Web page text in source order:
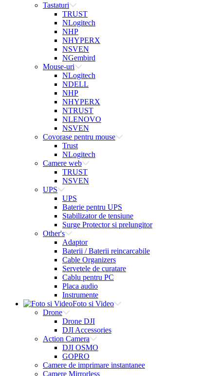
Tastaturi
TRUST
NLogitech
NHP
NHYPERX
NSVEN
NGembird
Mouse-uri
NLogitech
NDELL
NHP
NHYPERX
NTRUST
NLENOVO
NSVEN
Covorase pentru mouse
Trust
NLogitech
Camere web
TRUST
NSVEN
UPS
UPS
Baterie pentru UPS
Stabilizator de tensiune
Surge Protector si prelungitor
Other's
Adaptor
Baterii / Baterii reincarcabile
Cable Organizers
Servetele de curatare
Cablu pentru PC
Placa audio
Instrumente
Foto si Video
Drone
Drone DJI
DJI Accessories
Action Camera
DJI OSMO
GOPRO
Camere de imprimare instantanee
Camere Mirrorless